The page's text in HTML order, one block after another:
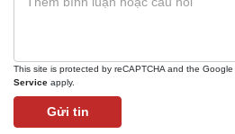
This site is protected by reCAPTCHA and the Google
Service apply.
Gửi tin